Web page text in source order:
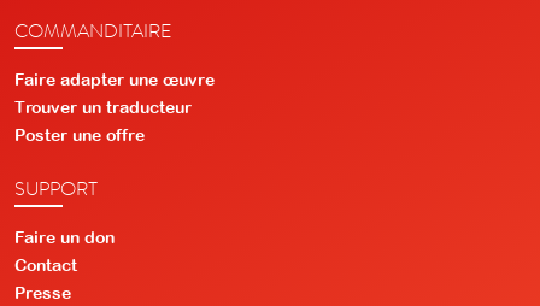
COMMANDITAIRE
Faire adapter une œuvre
Trouver un traducteur
Poster une offre
SUPPORT
Faire un don
Contact
Presse